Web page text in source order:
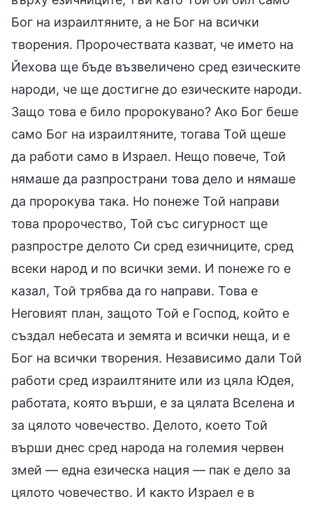
Бог на израилтяните, а не Бог на всички
творения. Пророчествата казват, че името на
Йехова ще бъде възвеличено сред езическите
народи, че ще достигне до езическите народи.
Защо това е било пророкувано? Ако Бог беше
само Бог на израилтяните, тогава Той щеше
да работи само в Израел. Нещо повече, Той
нямаше да разпространи това дело и нямаше
да пророкува така. Но понеже Той направи
това пророчество, Той със сигурност ще
разпростре делото Си сред езичниците, сред
всеки народ и по всички земи. И понеже го е
казал, Той трябва да го направи. Това е
Неговият план, защото Той е Господ, който е
създал небесата и земята и всички неща, и е
Бог на всички творения. Независимо дали Той
работи сред израилтяните или из цяла Юдея,
работата, която върши, е за цялата Вселена и
за цялото човечество. Делото, което Той
върши днес сред народа на големия червен
змей — една езическа нация — пак е дело за
цялото човечество. И както Израел е в